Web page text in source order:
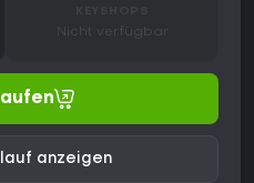
Nicht verfügbar
anzeigen